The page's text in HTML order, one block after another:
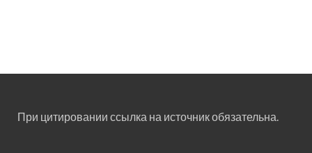
При цитировании ссылка на источник обязательна.